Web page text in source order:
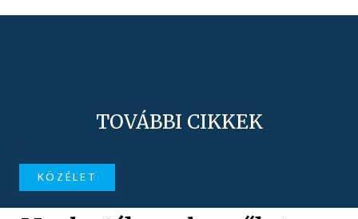
TOVÁBBI CIKKEK
KÖZÉLET